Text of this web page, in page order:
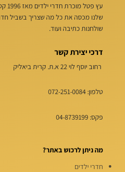
עץ
שלנו מכסה את כל מה שצריך בשביל
שולחנות כתיבה ועוד.
דרכי יצירת קשר
רחוב יוסף לוי 22 א.ת. קרית ביאליק
טלפון: 072-251-0084
פקס: 04-8739199
מה ניתן לרכוש באתר?
חדרי ילדים